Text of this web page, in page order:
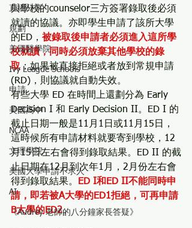
直播分享
規劃
美國醫學院
Ivy League Schools
申請
美國高中
NCAA
文理學院
美國大學申請不求人
AI
《Audrey 老師的八分鐘家長答疑》
與學校的counselor三方簽署錄取後必須
就讀的協議。亦即學生申請了該所大學
的ED， 被錄取後申請者必須進入這所學
校就讀，同時必須放棄其他學校的錄
取 ；如果被直接拒絕或者放到常規申請
(RD)，則協議就自動失效。
有些大學 ED 在時間上還劃分為 Early
Decision I 和 Early Decision II。ED I 的
截止日期一般是11月1日或11月15日，
這時候所有申請材料就要寄到學校，12
月15日左右會得到錄取結果。ED II 的截
止日期在12月到次年1月，2月份左右會
得到錄取結果。
ED I和ED II不能同時申
請，即若被A大學的ED1拒絕，可再申請
B大學的ED2。